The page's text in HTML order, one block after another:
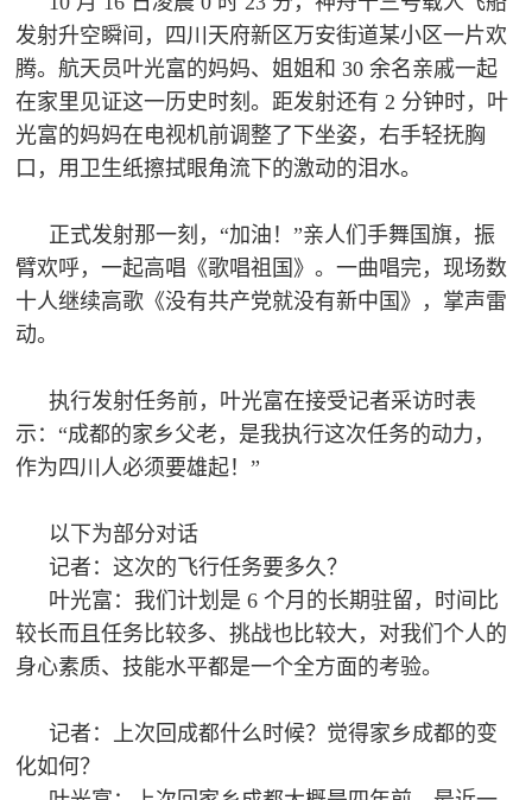
采
人
服
务
人
服
文
国
化
国
防
色
文
旅
红
色
文
旅
关
于
我
们
发射升空瞬间，四川天府新区万安街道某小区一片欢
腾。航天员叶光富的妈妈、姐姐和 30 余名亲戚一起
在家里见证这一历史时刻。距发射还有 2 分钟时，叶
光富的妈妈在电视机前调整了下坐姿，右手轻抚胸
口，用卫生纸擦拭眼角流下的激动的泪水。
正式发射那一刻，“加油！”亲人们手舞国旗，振
臂欢呼，一起高唱《歌唱祖国》。一曲唱完，现场数
十人继续高歌《没有共产党就没有新中国》，掌声雷
动。
执行发射任务前，叶光富在接受记者采访时表
示：“成都的家乡父老，是我执行这次任务的动力，
作为四川人必须要雄起！”
以下为部分对话
记者：这次的飞行任务要多久？
叶光富：我们计划是 6 个月的长期驻留，时间比
较长而且任务比较多、挑战也比较大，对我们个人的
身心素质、技能水平都是一个全方面的考验。
记者：上次回成都什么时候？觉得家乡成都的变
化如何？